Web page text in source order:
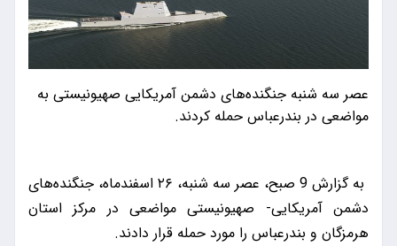
عصر سه شنبه جنگنده‌های دشمن آمریکایی صهیونیستی به
مواضعی در بندرعباس حمله کردند.
به گزارش 9 صبح، عصر سه شنبه، ۲۶ اسفندماه، جنگنده‌های
دشمن آمریکایی- صهیونیستی مواضعی در مرکز استان
هرمزگان و بندرعباس را مورد حمله قرار دادند.